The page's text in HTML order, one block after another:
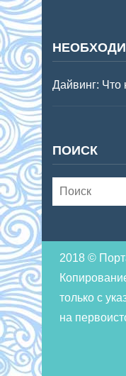
Дайвинг: Что
ПОИСК
2018 ©
только с
на